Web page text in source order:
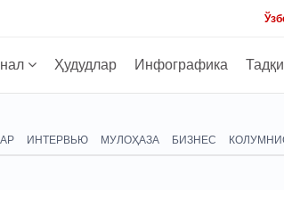
Ҳудудлар Инфографика
ИНТЕРВЬЮ МУЛОҲАЗА БИЗНЕС